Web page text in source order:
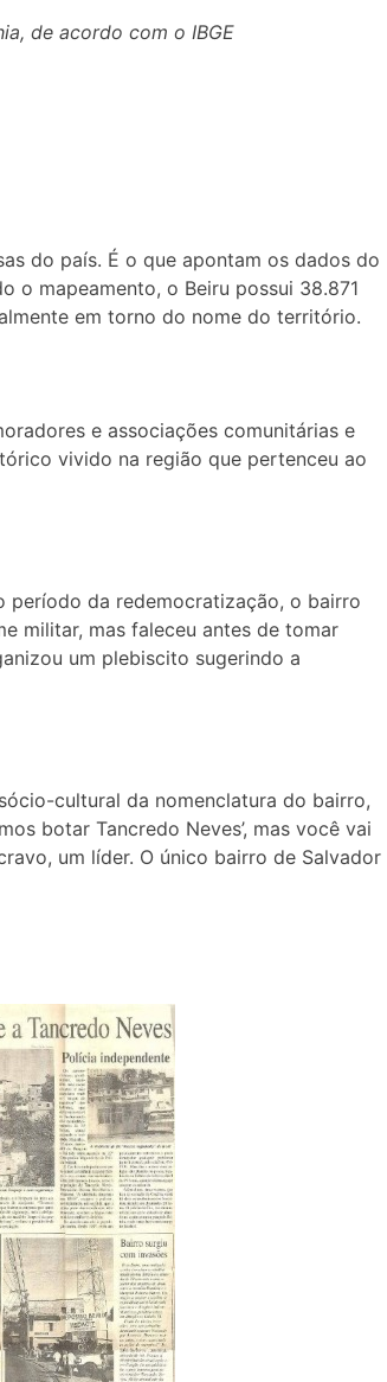
de acordo com o IBGE
do país. É o que apontam os dados do
o mapeamento, o Beiru possui 38.871
em torno do nome do território.
e associações comunitárias e
vivido na região que pertenceu ao
período da redemocratização, o bairro
militar, mas faleceu antes de tomar
um plebiscito sugerindo a
cultural da nomenclatura do bairro,
botar Tancredo Neves’, mas você vai
um líder. O único bairro de Salvador